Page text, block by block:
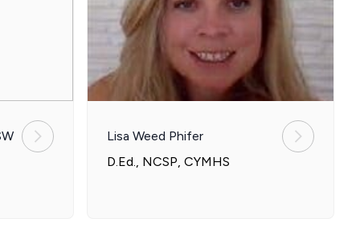
Lisa Weed Phifer
D.Ed., NCSP, CYMHS